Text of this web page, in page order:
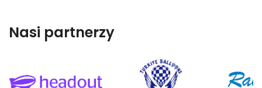
Nasi partnerzy